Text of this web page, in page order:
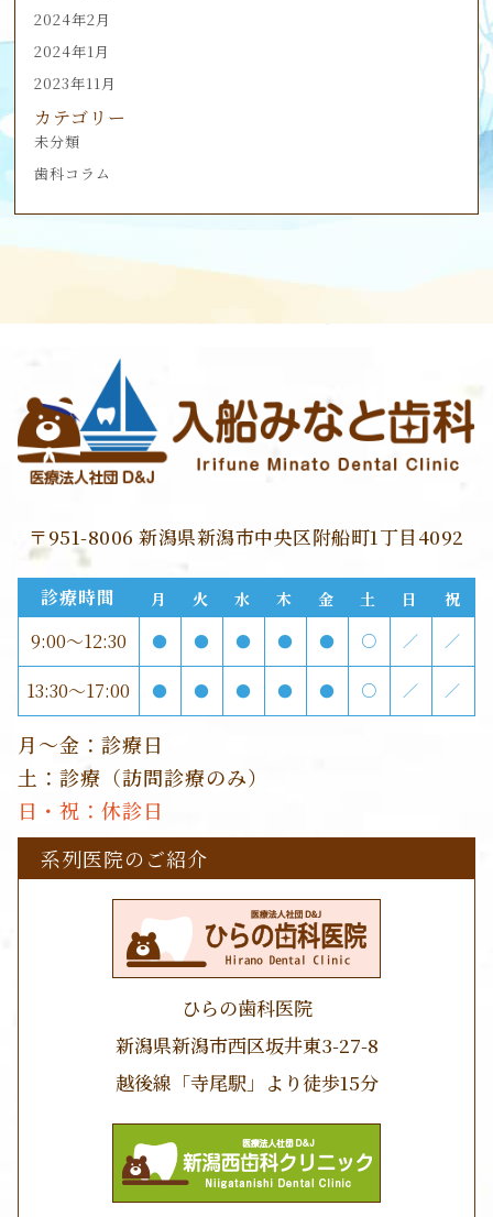
2024年2月
2024年1月
2023年11月
カテゴリー
未分類
歯科コラム
〒951-8006 新潟県新潟市中央区附船町1丁目4092
診療時間 月 火 水 木 金 土 日 祝
9:00～12:30 ● ● ● ● ● ○ ／ ／
13:30～17:00 ● ● ● ● ● ○ ／ ／
月～金：診療日
土：診療（訪問診療のみ）
日・祝：休診日
系列医院のご紹介
ひらの歯科医院
新潟県新潟市西区坂井東3-27-8
越後線「寺尾駅」より徒歩15分